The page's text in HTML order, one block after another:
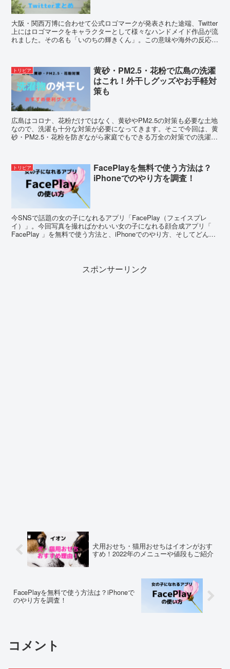
大阪・関西万博に合わせて公式ロゴマークが発表された途端、Twitter
上にはロゴマークをキャラクターとして様々なハンドメイド作品が流
れました。その名も「いのちの輝きくん」。この意味や海外の反応を
トリビア
黄砂・PM2.5・花粉で広島の洗濯
はこれ！外干しグッズやお手軽対
策も
広島はコロナ、花粉だけではなく、黄砂やPM2.5の対策も必要な土地
なので、洗濯も十分な対策が必要になってきます。そこで今回は、黄
砂・PM2.5・花粉を防ぎながら家庭でもできる万全の対策での洗濯方
トリビア
FacePlayを無料で使う方法は？
iPhoneでのやり方を調査！
今SNSで話題の女の子になれるアプリ「FacePlay（フェイスプレ
イ）」。今回写真を撮ればかわいい女の子になれる顔合成アプリ「
FacePlay 」を無料で使う方法と、iPhoneでのやり方、そしてどんな
スポンサーリンク
犬用おせち・猫用おせちはイオンがおす
すめ！2022年のメニューや値段もご紹介
FacePlayを無料で使う方法は？iPhoneで
のやり方を調査！
コメント